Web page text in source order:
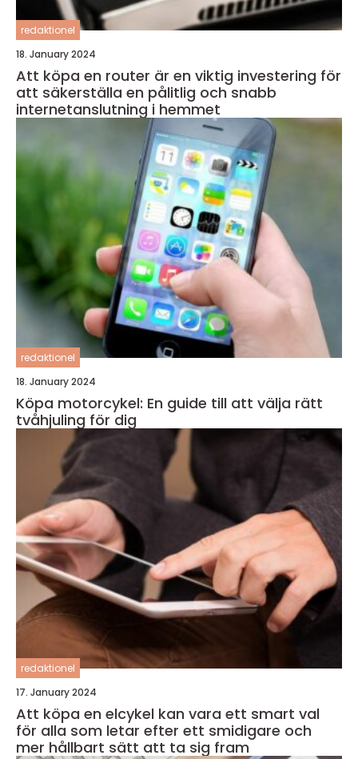
redaktionel
18. January 2024
Att köpa en router är en viktig investering för
att säkerställa en pålitlig och snabb
internetanslutning i hemmet
redaktionel
18. January 2024
Köpa motorcykel: En guide till att välja rätt
tvåhjuling för dig
redaktionel
17. January 2024
Att köpa en elcykel kan vara ett smart val
för alla som letar efter ett smidigare och
mer hållbart sätt att ta sig fram